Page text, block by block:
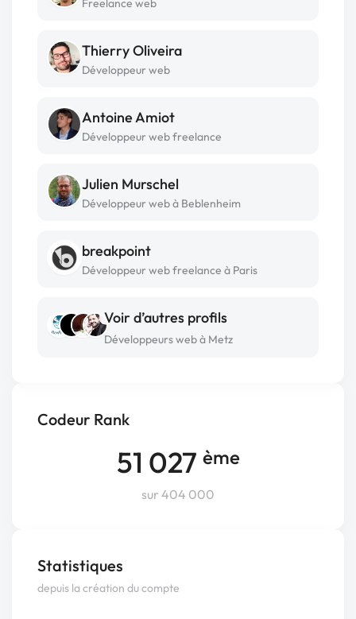
Codeur Rank
51 027 ème
sur 404 000
Statistiques
depuis la création du compte
Freelance web
Thierry Oliveira
Développeur web
Antoine Amiot
Développeur web freelance
Julien Murschel
Développeur web à Beblenheim
breakpoint
Développeur web freelance à Paris
Voir d’autres profils
Développeurs web à Metz